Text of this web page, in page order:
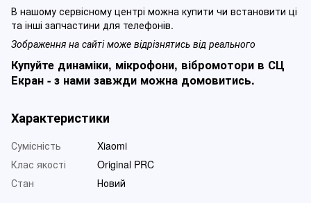
В нашому сервісному центрі можна купити чи встановити ці
та інші запчастини для телефонів.
Зображення на сайті може відрізнятись від реального
Купуйте динаміки, мікрофони, вібромотори в СЦ
Екран - з нами завжди можна домовитись.
Характеристики
Сумісність
Xiaomi
Клас якості
Original PRC
Стан
Новий